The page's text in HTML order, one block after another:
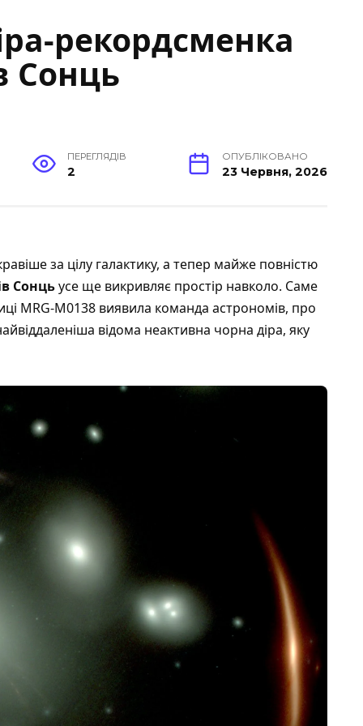
рекордсменка
Сонць
ПЕРЕГЛЯДІВ
2
ОПУБЛІКОВАНО
23 Червня, 2026
за цілу галактику, а тепер майже повністю
Сонцьусе ще викривляє простір навколо. Саме
MRG-M0138 виявила команда астрономів, про
відома неактивна чорна діра, яку